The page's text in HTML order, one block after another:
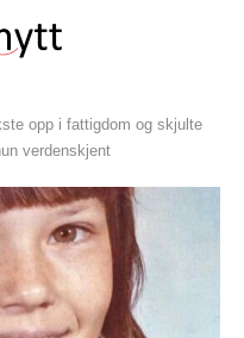
opp i fattigdom og skjulte
verdenskjent